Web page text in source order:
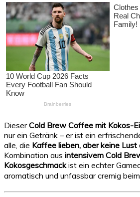
DieserCold Brew Coffee mit Kokos-
nur ein Getränk – er ist ein
alle, die Kaffee lieben, aber keine
Kombination aus intensivem Cold
Kokosgeschmackist ein echter
aromatisch und unfassbar cremig